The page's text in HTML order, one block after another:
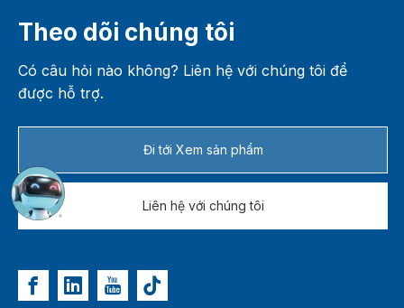
Theo dõi chúng tôi
Có câu hỏi nào không? Liên hệ với chúng tôi để
được hỗ trợ.
Đi tới Xem sản phẩm
Liên hệ với chúng tôi